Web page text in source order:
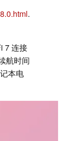
.
7 连接
航时间
本电